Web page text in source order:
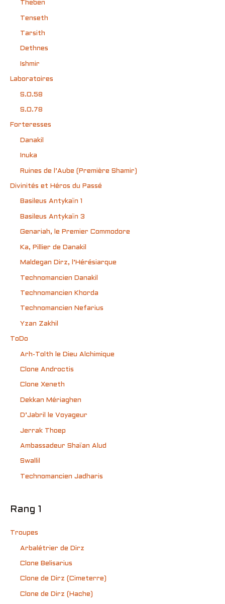
Theben
Tenseth
Tarsith
Dethnes
Ishmir
Laboratoires
S.O.58
S.O.78
Forteresses
Danakil
Inuka
Ruines de l’Aube (Première Shamir)
Divinités et Héros du Passé
Basileus Antykaïn 1
Basileus Antykaïn 3
Genariah, le Premier Commodore
Ka, Pillier de Danakil
Maldegan Dirz, l’Hérésiarque
Technomancien Danakil
Technomancien Khorda
Technomancien Nefarius
Yzan Zakhil
ToDo
Arh-Tolth le Dieu Alchimique
Clone Androctis
Clone Xeneth
Dekkan Mériaghen
D’Jabril le Voyageur
Jerrak Thoep
Ambassadeur Shaïan Alud
Swallil
Technomancien Jadharis
Rang 1
Troupes
Arbalétrier de Dirz
Clone Belisarius
Clone de Dirz (Cimeterre)
Clone de Dirz (Hache)